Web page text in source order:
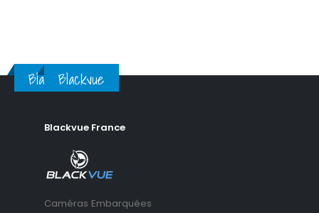
BlackvueBlackvue
Blackvue France
Caméras Embarquées